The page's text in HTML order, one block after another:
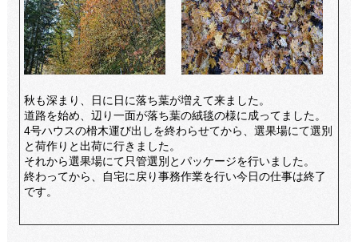
秋も深まり、日に日に落ち葉が増えて来ました。
道路を始め、辺り一面が落ち葉の絨毯の様に成ってました。
4号ハウスの榾木運び出しを終わらせてから、選果場にて選別
と荷作りと出荷に行きました。
それから選果場にて只管選別とパッケージを行いました。
終わってから、自宅に戻り事務作業を行い今日の仕事は終了
です。